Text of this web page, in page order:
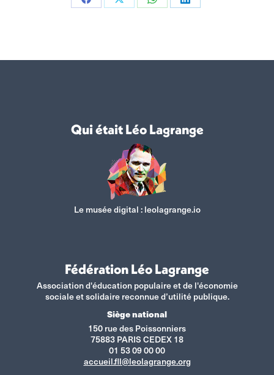
PartagerPartagerPartagerPartager
Qui était Léo Lagrange
Le musée digital :leolagrange.io
Fédération Léo Lagrange
Association d'éducation populaire et de l'économie
sociale et solidaire reconnue d’utilité publique.
Siège national
150 rue des Poissonniers
75883 PARIS CEDEX 18
01 53 09 00 00
accueil.fll@leolagrange.org